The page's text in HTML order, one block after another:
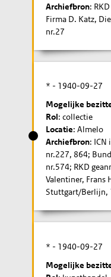
Archiefbron:
Firma D. Katz,
nr.27
* - 1940-09-27
Mogelijke
Rol: collectie
Locatie: Almelo
Archiefbron: ICN
nr.227, 864;
nr.574; RKD
Valentiner, Frans
Stuttgart/Berlijn,
* - 1940-09-27
Mogelijke